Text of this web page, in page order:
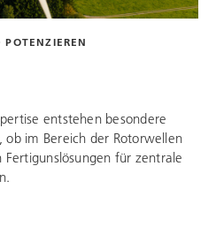
entstehen besondere
ob im Bereich der Rotorwellen
für zentrale